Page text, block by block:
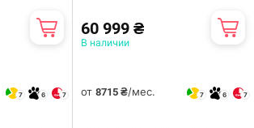
7 6 7
60 999 ₴
В наличии
от 8715 ₴/мес. 7 6 7